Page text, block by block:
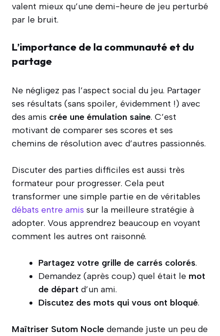
valent mieux qu’une demi-heure de jeu perturbé
par le bruit.
L’importance de la communauté et du
partage
Ne négligez pas l’aspect social du jeu. Partager
ses résultats (sans spoiler, évidemment !) avec
des amis crée une émulation saine. C’est
motivant de comparer ses scores et ses
chemins de résolution avec d’autres passionnés.
Discuter des parties difficiles est aussi très
formateur pour progresser. Cela peut
transformer une simple partie en de véritables
débats entre amis sur la meilleure stratégie à
adopter. Vous apprendrez beaucoup en voyant
comment les autres ont raisonné.
Partagez votre grille de carrés colorés.
Demandez (après coup) quel était le mot
de départ d’un ami.
Discutez des mots qui vous ont bloqué.
Maîtriser Sutom Nocle demande juste un peu de